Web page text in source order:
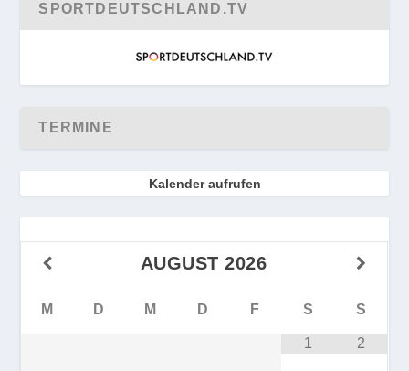
SPORTDEUTSCHLAND.TV
TERMINE
Kalender aufrufen
AUGUST 2026
M D M D F S S
1 2